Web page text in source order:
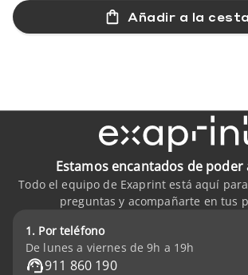
Añadir a la cesta
Estamos encantados de
Todo el equipo de Exaprint está aquí
preguntas y acompañarte en tus
1. Por teléfono
De lunes a viernes de 9h a 19h
911 860 190